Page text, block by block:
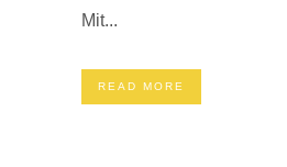
Mit...
READ MORE